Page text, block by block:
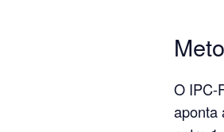
O IPC-
aponta